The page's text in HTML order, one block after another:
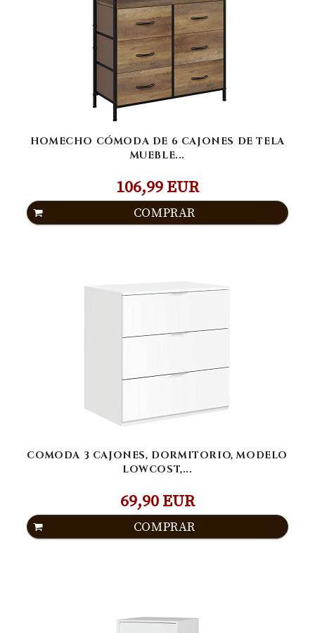
HOMECHO CÓMODA DE 6 CAJONES DE TELA
MUEBLE...
106,99 EUR
COMPRAR
COMODA 3 CAJONES, DORMITORIO, MODELO
LOWCOST,...
69,90 EUR
COMPRAR